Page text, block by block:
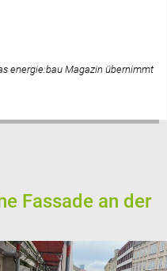
energie:bau Magazin übernimmt
Fassade an der